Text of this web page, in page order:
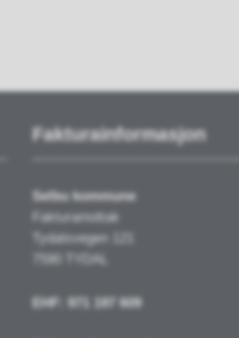
Fakturainformasjon
Selbu kommune
Fakturamottak
Tydalsvegen 121
EHF: 971 197 609